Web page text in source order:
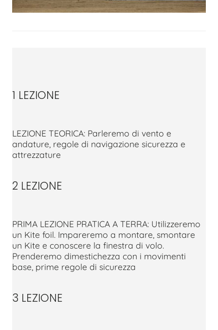
1 LEZIONE
LEZIONE TEORICA: Parleremo di vento e
andature, regole di navigazione sicurezza e
attrezzature
2 LEZIONE
PRIMA LEZIONE PRATICA A TERRA: Utilizzeremo
un Kite foil. Impareremo a montare, smontare
un Kite e conoscere la finestra di volo.
Prenderemo dimestichezza con i movimenti
base, prime regole di sicurezza
3 LEZIONE